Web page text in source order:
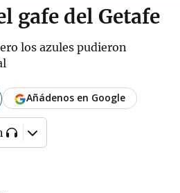
gafe del Getafe
los azules pudieron
Añádenos en Google